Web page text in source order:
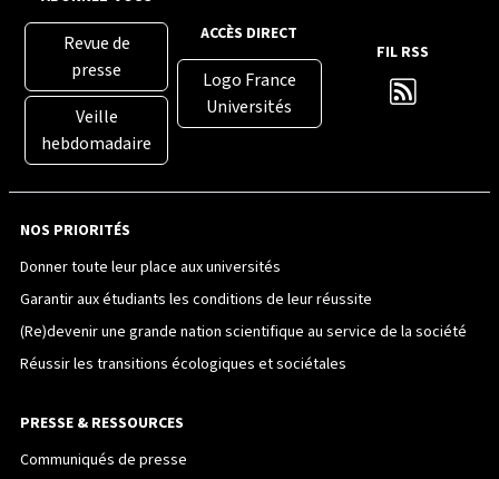
Revue de
presse
Veille
hebdomadaire
ACCÈS DIRECT
Logo France
Universités
FIL RSS
NOS PRIORITÉS
Donner toute leur place aux universités
Garantir aux étudiants les conditions de leur réussite
(Re)devenir une grande nation scientifique au service de la société
Réussir les transitions écologiques et sociétales
PRESSE & RESSOURCES
Communiqués de presse